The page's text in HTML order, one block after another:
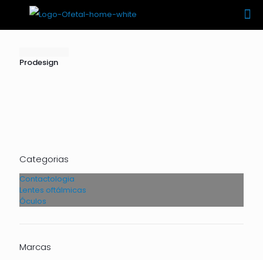
Prodesign
Categorias
Contactologia
Lentes oftálmicas
Óculos
Marcas